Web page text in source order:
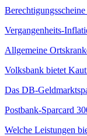
Vergangenheits-
Allgemeine
Volksbank bietet
Das DB-
Postbank-Sparcard
Welche Leistungen